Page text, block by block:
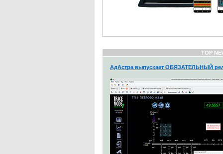
TOP
АдАстра выпускает ОБЯЗАТЕЛЬНЫЙ